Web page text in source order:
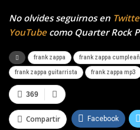
No olvides seguirnos en
YouTubecomo Quarter Rock
frank zappa frank zappa
frank zappa guitarrista frank zappa mp3
369
Compartir Facebook